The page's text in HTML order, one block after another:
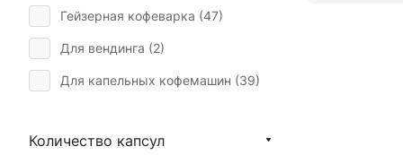
Гейзерная кофеварка (47)
Для вендинга (2)
Для капельных кофемашин (39)
Для кофемашины (
Количество капсул